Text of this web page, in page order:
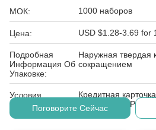
МОК: 1000 наборов
Цена: USD $1.28-3.69 for
Подробная
Информация Об
Упаковке:
Наружная твердая
сокращением
Условия
Оплаты:
Кредитная
соединение,
Поговорите Сейчас